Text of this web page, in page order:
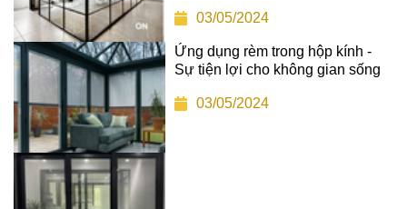
03/05/2024
Ứng dụng rèm trong hộp kính -
Sự tiện lợi cho không gian sống
03/05/2024